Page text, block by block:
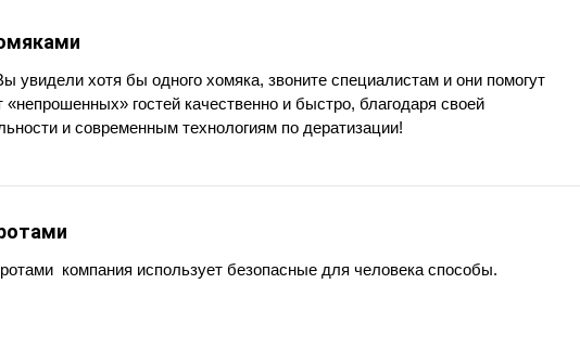
увидели хотя бы одного хомяка, звоните специалистам и они помогут
«непрошенных» гостей качественно и быстро, благодаря своей
и современным технологиям по дератизации!
компания использует безопасные для человека способы.